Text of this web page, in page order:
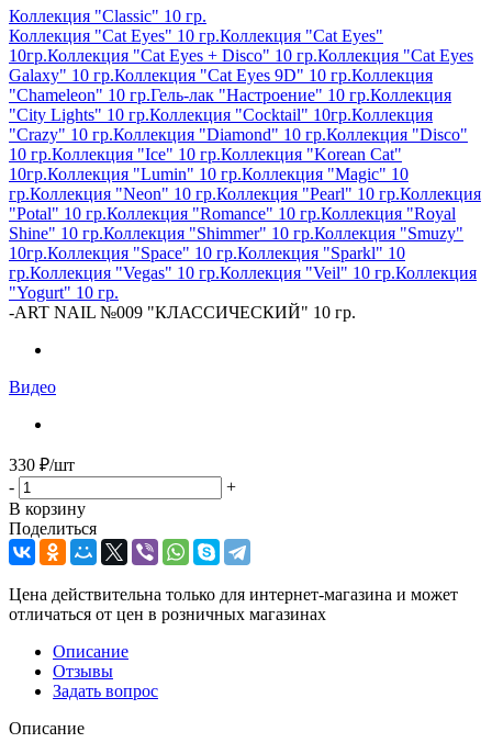
Коллекция "Classic" 10 гр.
Коллекция "Cat Eyes" 10 гр.Коллекция "Cat Eyes"
10гр.Коллекция "Cat Eyes + Disco" 10 гр.Коллекция "Cat Eyes
Galaxy" 10 гр.Коллекция "Cat Eyes 9D" 10 гр.Коллекция
"Chameleon" 10 гр.Гель-лак "Настроение" 10 гр.Коллекция
"City Lights" 10 гр.Коллекция "Cocktail" 10гр.Коллекция
"Crazy" 10 гр.Коллекция "Diamond" 10 гр.Коллекция "Disco"
10 гр.Коллекция "Ice" 10 гр.Коллекция "Korean Cat"
10гр.Коллекция "Lumin" 10 гр.Коллекция "Magic" 10
гр.Коллекция "Neon" 10 гр.Коллекция "Pearl" 10 гр.Коллекция
"Potal" 10 гр.Коллекция "Romance" 10 гр.Коллекция "Royal
Shine" 10 гр.Коллекция "Shimmer" 10 гр.Коллекция "Smuzy"
10гр.Коллекция "Space" 10 гр.Коллекция "Sparkl" 10
гр.Коллекция "Vegas" 10 гр.Коллекция "Veil" 10 гр.Коллекция
"Yogurt" 10 гр.
-ART NAIL №009 "КЛАССИЧЕСКИЙ" 10 гр.
Видео
330 ₽/шт
-
+
В корзину
Поделиться
Цена действительна только для интернет-магазина и может
отличаться от цен в розничных магазинах
Описание
Отзывы
Задать вопрос
Описание